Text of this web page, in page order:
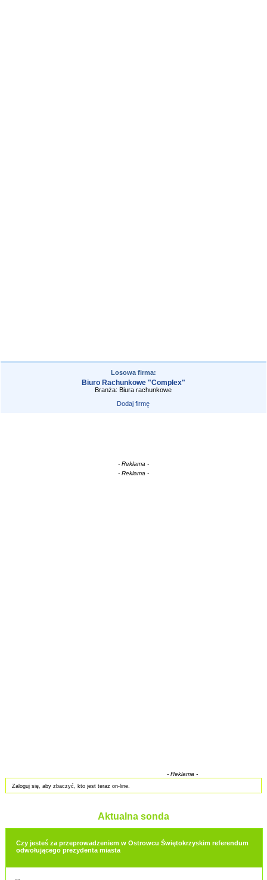
Losowa firma:
Biuro Rachunkowe "Complex"
Branża: Biura rachunkowe
Dodaj firmę
- Reklama -
- Reklama -
- Reklama -
Zaloguj się, aby zbaczyć, kto jest teraz on-line.
Aktualna sonda
Czy jesteś za przeprowadzeniem w Ostrowcu Świętokrzyskim referendum
odwołującego prezydenta miasta